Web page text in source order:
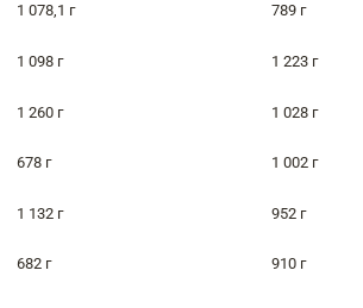
1 078,1 г 789 г
1 098 г 1 223 г
1 260 г 1 028 г
678 г 1 002 г
1 132 г 952 г
682 г 910 г